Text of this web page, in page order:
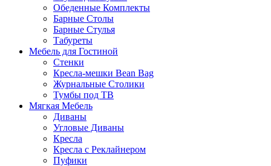
Обеденные Комплекты
Барные Столы
Барные Стулья
Табуреты
Мебель для Гостиной
Стенки
Кресла-мешки Bean Bag
Журнальные Столики
Тумбы под ТВ
Мягкая Мебель
Диваны
Угловые Диваны
Кресла
Кресла с Реклайнером
Пуфики